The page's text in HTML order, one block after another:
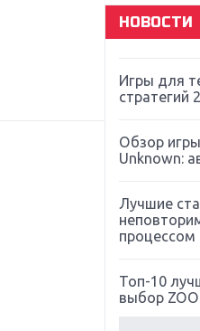
НОВОСТИ
Far Cry 5:
Игры для
стратегий
Обзор
Unknown:
Лучшие
процессом
Топ-10
выбор